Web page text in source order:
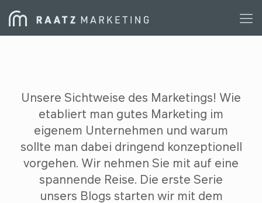
Unsere Sichtweise des Marketings! Wie
etabliert man gutes Marketing im
eigenem Unternehmen und warum
sollte man dabei dringend konzeptionell
vorgehen. Wir nehmen Sie mit auf eine
spannende Reise. Die erste Serie
unsers Blogs starten wir mit dem